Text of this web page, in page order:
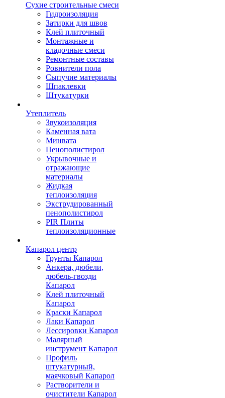
Сухие строительные смеси
Гидроизоляция
Затирки для швов
Клей плиточный
Монтажные и
кладочные смеси
Ремонтные составы
Ровнители пола
Сыпучие материалы
Шпаклевки
Штукатурки
Утеплитель
Звукоизоляция
Каменная вата
Минвата
Пенополистирол
Укрывочные и
отражающие
материалы
Жидкая
теплоизоляция
Экструдированный
пенополистирол
PIR Плиты
теплоизоляционные
Капарол центр
Грунты Капарол
Анкера, дюбели,
дюбель-гвозди
Капарол
Клей плиточный
Капарол
Краски Капарол
Лаки Капарол
Лессировки Капарол
Малярный
инструмент Капарол
Профиль
штукатурный,
маячковый Капарол
Растворители и
очистители Капарол